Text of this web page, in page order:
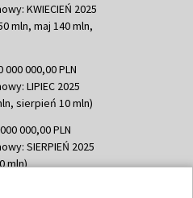
KWIECIEŃ 2025
mln, maj 140 mln,
000,00 PLN
LIPIEC 2025
sierpień 10 mln)
000,00 PLN
SIERPIEŃ 2025
mln)
051,21 PLN